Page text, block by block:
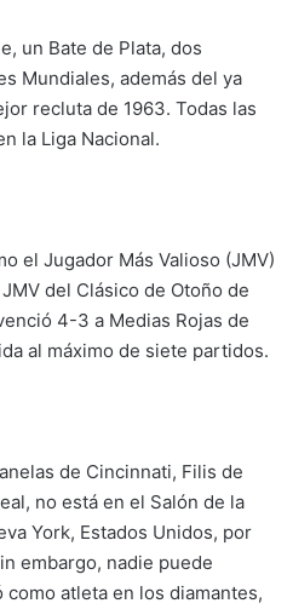
un Bate de Plata, dos
Mundiales, además del ya
recluta de 1963. Todas las
la Liga Nacional.
el Jugador Más Valioso (JMV)
del Clásico de Otoño de
4-3 a Medias Rojas de
al máximo de siete partidos.
de Cincinnati, Filis de
no está en el Salón de la
York, Estados Unidos, por
embargo, nadie puede
atleta en los diamantes,